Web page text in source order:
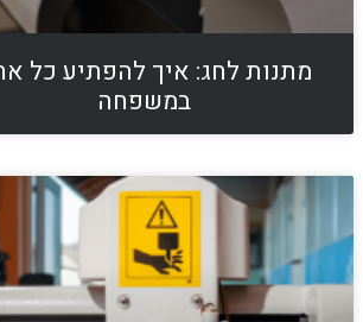
מתנות לחג: איך להפתיע כל
במשפחה